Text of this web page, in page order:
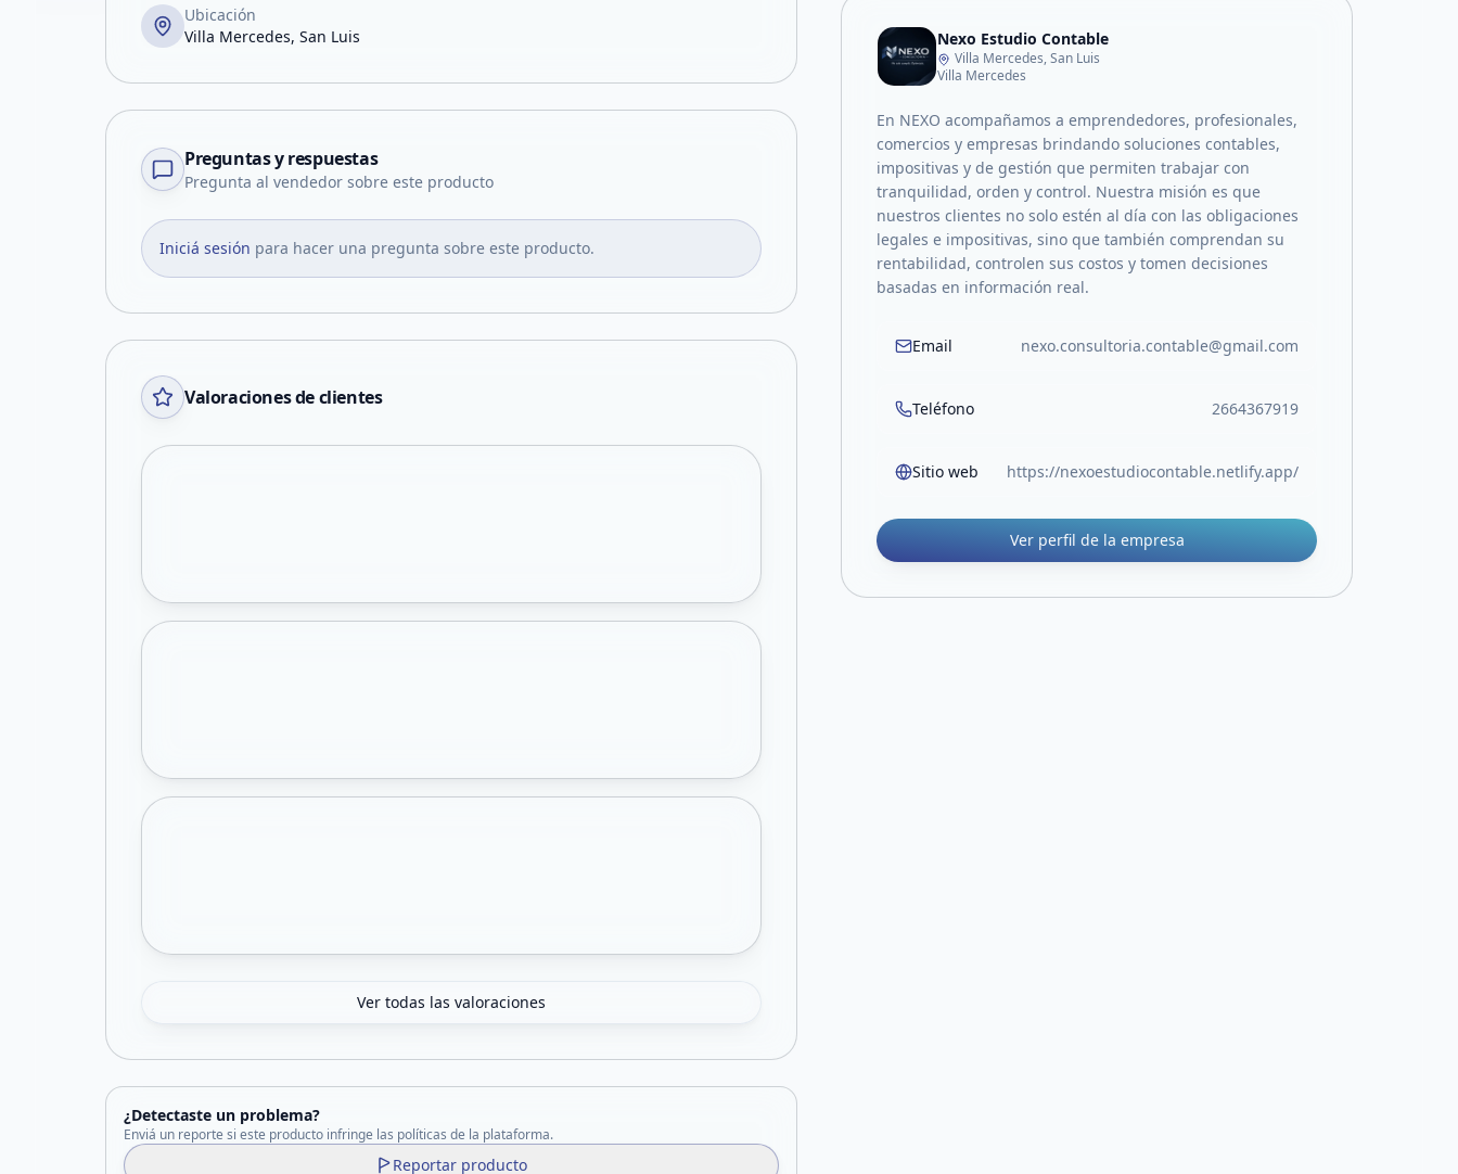
Ubicación
Villa Mercedes, San Luis
Preguntas y respuestas
Pregunta al vendedor sobre este producto
Iniciá sesión para hacer una pregunta sobre este producto.
Valoraciones de clientes
Ver todas las valoraciones
¿Detectaste un problema?
Enviá un reporte si este producto infringe las políticas de la plataforma.
Reportar producto
Nexo Estudio Contable
Villa Mercedes, San Luis
Villa Mercedes
En NEXO acompañamos a emprendedores, profesionales,
comercios y empresas brindando soluciones contables,
impositivas y de gestión que permiten trabajar con
tranquilidad, orden y control. Nuestra misión es que
nuestros clientes no solo estén al día con las obligaciones
legales e impositivas, sino que también comprendan su
rentabilidad, controlen sus costos y tomen decisiones
basadas en información real.
Email nexo.consultoria.contable@gmail.com
Teléfono 2664367919
Sitio web https://nexoestudiocontable.netlify.app/
Ver perfil de la empresa